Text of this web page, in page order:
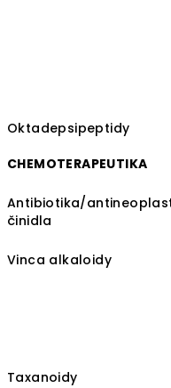
Oktadepsipeptidy
CHEMOTERAPEUTIKA
Antibiotika/
činidla
Vinca alkaloidy
Taxanoidy